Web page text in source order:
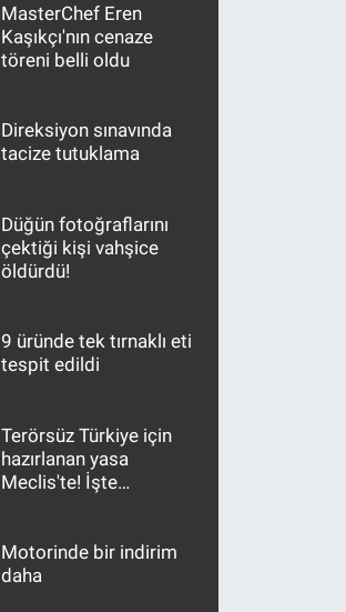
MasterChef Eren
Kaşıkçı'nın cenaze
töreni belli oldu
Direksiyon sınavında
tacize tutuklama
Düğün fotoğraflarını
çektiği kişi vahşice
öldürdü!
9 üründe tek tırnaklı eti
tespit edildi
Terörsüz Türkiye için
hazırlanan yasa
Meclis'te! İşte
Motorinde bir indirim
daha